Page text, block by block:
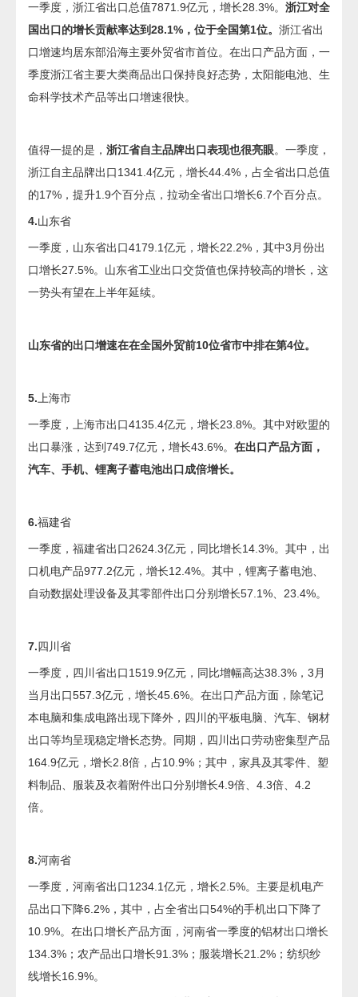
一季度，浙江省出口总值7871.9亿元，增长28.3%。 浙江对全
国出口的增长贡献率达到28.1%，位于全国第1位。 浙江省出
口增速均居东部沿海主要外贸省市首位。在出口产品方面，一
季度浙江省主要大类商品出口保持良好态势，太阳能电池、生
命科学技术产品等出口增速很快。
值得一提的是， 浙江省自主品牌出口表现也很亮眼。一季度，
浙江自主品牌出口1341.4亿元，增长44.4%，占全省出口总值
的17%，提升1.9个百分点，拉动全省出口增长6.7个百分点。
4.山东省
一季度，山东省出口4179.1亿元，增长22.2%，其中3月份出
口增长27.5%。山东省工业出口交货值也保持较高的增长，这
一势头有望在上半年延续。
山东省的出口增速在在全国外贸前10位省市中排在第4位。
5. 上海市
一季度，上海市出口4135.4亿元，增长23.8%。其中对欧盟的
出口暴涨，达到749.7亿元，增长43.6%。 在出口产品方面，
汽车、手机、锂离子蓄电池出口成倍增长。
6.福建省
一季度，福建省出口2624.3亿元，同比增长14.3%。其中，出
口机电产品977.2亿元，增长12.4%。其中，锂离子蓄电池、
自动数据处理设备及其零部件出口分别增长57.1%、23.4%。
7.四川省
一季度，四川省出口1519.9亿元，同比增幅高达38.3%，3月
当月出口557.3亿元，增长45.6%。在出口产品方面，除笔记
本电脑和集成电路出现下降外，四川的平板电脑、汽车、钢材
出口等均呈现稳定增长态势。同期，四川出口劳动密集型产品
164.9亿元，增长2.8倍，占10.9%；其中，家具及其零件、塑
料制品、服装及衣着附件出口分别增长4.9倍、4.3倍、4.2
倍。
8.河南省
一季度，河南省出口1234.1亿元，增长2.5%。主要是机电产
品出口下降6.2%，其中，占全省出口54%的手机出口下降了
10.9%。在出口增长产品方面，河南省一季度的铝材出口增长
134.3%；农产品出口增长91.3%；服装增长21.2%；纺织纱
线增长16.9%。